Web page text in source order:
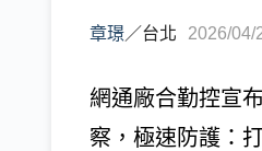
章璟／台北 2026/04/
網通廠合勤控宣
察，極速防護：